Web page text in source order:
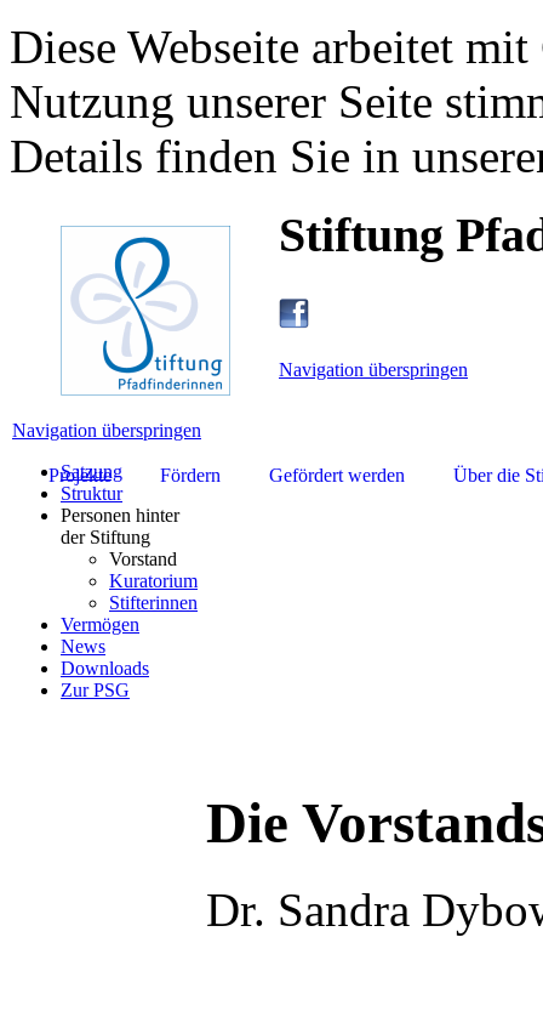
Diese Webseite arbeitet
Nutzung unserer Seite
Details finden Sie in
Stiftung
Navigation überspringen
Projekte Fördern Gefördert werden Über die
Navigation überspringen
Satzung
Struktur
Personen hinter
der Stiftung
Vorstand
Kuratorium
Stifterinnen
Vermögen
News
Downloads
Zur PSG
Die
Dr. Sandra